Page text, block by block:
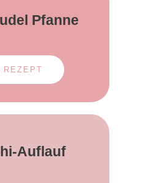
Pfanne
REZEPT
Auflauf